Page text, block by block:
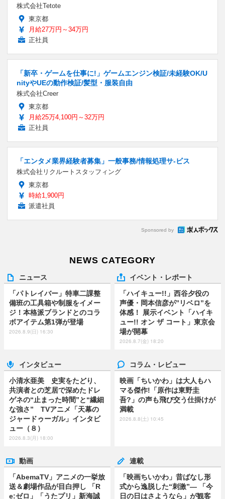
株式会社Tetote
東京都
月給27万円～34万円
正社員
「新卒・ゲームを仕事に!」ゲームエンジン検証/未経験OK/U
nityやUEの動作検証/髪型・服装自由
株式会社Creer
東京都
月給25万4,100円～32万円
正社員
「エンタメ業界経験者募集」一般事務/情報処理サ-ビス
株式会社リクルートスタッフィング
東京都
時給1,900円
派遣社員
Sponsored by
NEWS CATEGORY
ニュース
「パトレイバー」特車二課整
備班の工具箱や制服をイメー
ジ！本格派ブランドとのコラ
ボアイテム第1弾が登場
2026.8.9(日) 16:30
イベント・レポート
「ハイキュー!!」西谷夕役の
声優・岡本信彦が”リベロ”を
体感！ 展示イベント「ハイキ
ュー!! オン ザ コート」東京会
場が開幕
2026.8.7(金) 18:20
インタビュー
小清水亜美 史実をたどり、
共演者との芝居で深めたドレ
ゲネの“止まった時間”と“繊細
な強さ” TVアニメ「天幕の
ジャードゥーガル」インタビ
ュー（８）
2026.8.3(月) 18:00
コラム・レビュー
映画「ちいかわ」は大人もハ
マる傑作!「原作は東野圭
吾?」の声も飛び交う仕掛けが
満載
2026.8.8(土) 10:45
動画
「AbemaTV」アニメの一挙放
送＆劇場作品が目白押し 「R
e:ゼロ」「うたプリ」新海誠
連載
「映画ちいかわ」昔ばなし形
式から逸脱した“刺激”― 「今
日の日はさようなら」が観客